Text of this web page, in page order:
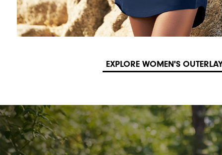
EXPLORE WOMEN'S